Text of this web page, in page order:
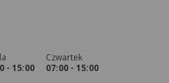
- 15:00
Czwartek
07:00 - 15:00